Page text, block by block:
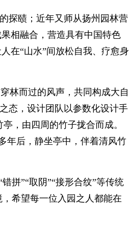
探赜；近年又师从扬州园林营
相融合，营造具有中国特色
在“山水”间放松自我、疗愈身
林而过的风声，共同构成大自
态，设计团队以参数化设计手
，由四周的竹子拢合而成。
年后，静坐亭中，伴着清风竹
拼”“取阴”“接形合纹”等传统
希望每一位入园之人都能在